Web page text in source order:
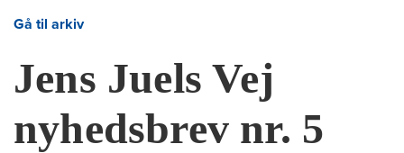
Gå til arkiv
Jens Juels Vej
nyhedsbrev nr. 5